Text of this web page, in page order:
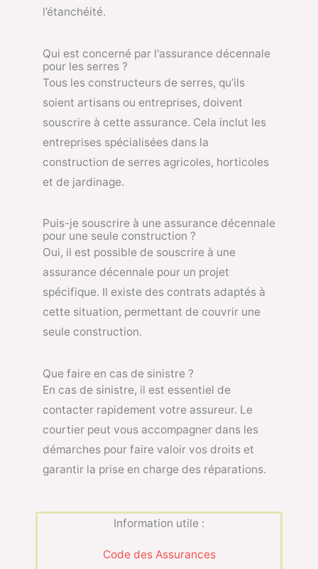
l’étanchéité.
Qui est concerné par l'assurance décennale
pour les serres ?
Tous les constructeurs de serres, qu’ils
soient artisans ou entreprises, doivent
souscrire à cette assurance. Cela inclut les
entreprises spécialisées dans la
construction de serres agricoles, horticoles
et de jardinage.
Puis-je souscrire à une assurance décennale
pour une seule construction ?
Oui, il est possible de souscrire à une
assurance décennale pour un projet
spécifique. Il existe des contrats adaptés à
cette situation, permettant de couvrir une
seule construction.
Que faire en cas de sinistre ?
En cas de sinistre, il est essentiel de
contacter rapidement votre assureur. Le
courtier peut vous accompagner dans les
démarches pour faire valoir vos droits et
garantir la prise en charge des réparations.
Information utile :
Code des Assurances